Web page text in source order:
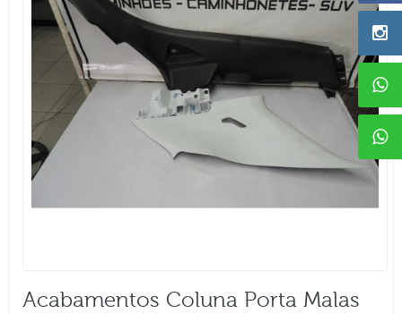
Acabamentos Coluna Porta Malas